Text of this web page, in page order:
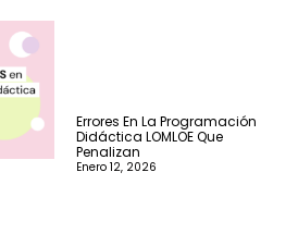
Errores En La Programación
Didáctica LOMLOE Que
Penalizan
Enero 12, 2026